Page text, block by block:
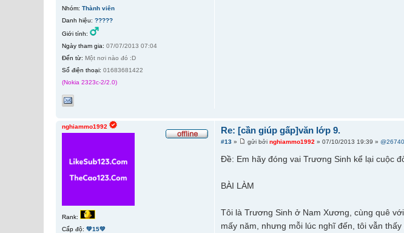
Nhóm: Thành viên
Danh hiệu: ?????
Giới tính:
Ngày tham gia: 07/07/2013 07:04
Đến từ: Một nơi nào đó :D
Số điện thoại: 01683681422
(Nokia 2323c-2/2.0)
Re: [cần giúp gấp]văn lớp 9.
#13 » gửi bởinghiammo1992 » 07/10/2013 19:39 »
Đề: Em hãy đóng vai Trương Sinh kể lại cuộc
BÀI LÀM
Tôi là Trương Sinh ở Nam Xương, cùng quê
mấy năm, nhưng mỗi lúc nghĩ đến, tôi vẫn
nghiammo1992
Rank:
Cấp độ: 💚15💚